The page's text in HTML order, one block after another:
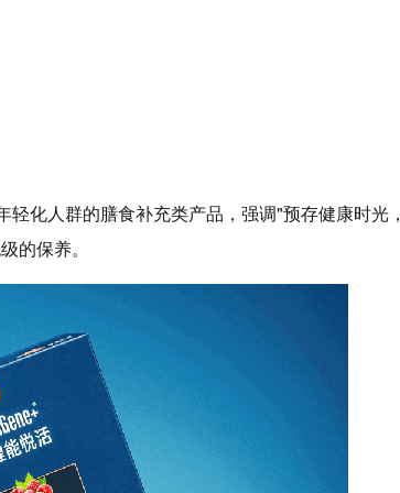
化人群的膳食补充类产品，强调"预存健康时光，
的保养。